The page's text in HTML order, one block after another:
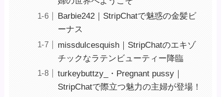
Barbie242｜StripChatで魅惑の金髪ビ
ーナス
missdulcesquish｜StripChatのエキゾ
チックなラテンビューティー降臨
turkeybuttzy_・Pregnant pussy｜
StripChatで際立つ魅力の主婦が登場！